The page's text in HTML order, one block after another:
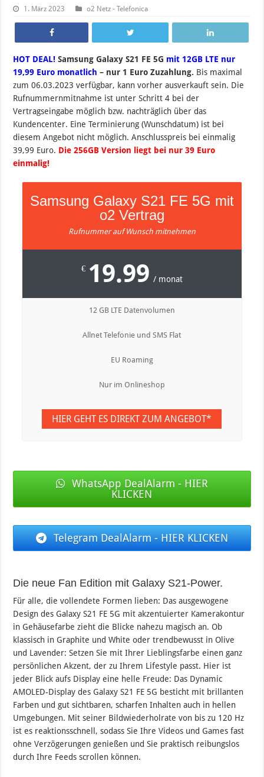
1. März 2023 o2 Netz - Telefonica
HOT DEAL! Samsung Galaxy S21 FE 5G mit 12GB LTE nur
19,99 Euro monatlich – nur 1 Euro Zuzahlung. Bis maximal
zum 06.03.2023 verfügbar, kann vorher ausverkauft sein. Die
Rufnummernmitnahme ist unter Schritt 4 bei der
Vertragseingabe möglich bzw. nachträglich über das
Kundencenter. Eine Terminierung (Wunschdatum) ist bei
diesem Angebot nicht möglich. Anschlusspreis bei einmalig
39,99 Euro. Die 256GB Version liegt bei nur 39 Euro
einmalig!
Samsung Galaxy S21 FE 5G mit
o2 Vertrag
Rufnummer auf Wunsch mitnehmen
€ 19.99 / monat
12 GB LTE Datenvolumen
Allnet Telefonie und SMS Flat
EU Roaming
Nur im Onlineshop
HIER GEHT ES DIREKT ZUM ANGEBOT*
WhatsApp DealAlarm - HIER
KLICKEN
Telegram DealAlarm - HIER KLICKEN
Die neue Fan Edition mit Galaxy S21-Power.
Für alle, die vollendete Formen lieben: Das ausgewogene
Design des Galaxy S21 FE 5G mit akzentuierter Kamerakontur
in Gehäusefarbe zieht die Blicke nahezu magisch an. Ob
klassisch in Graphite und White oder trendbewusst in Olive
und Lavender: Setzen Sie mit Ihrer Lieblingsfarbe einen ganz
persönlichen Akzent, der zu Ihrem Lifestyle passt. Hier ist
jeder Blick aufs Display eine helle Freude: Das Dynamic
AMOLED-Display des Galaxy S21 FE 5G besticht mit brillanten
Farben und gut sichtbaren, scharfen Inhalten auch in hellen
Umgebungen. Mit seiner Bildwiederholrate von bis zu 120 Hz
ist es reaktionsschnell, sodass Sie Ihre Videos und Games fast
ohne Verzögerungen genießen und Sie praktisch reibungslos
durch Ihre Feeds scrollen können.